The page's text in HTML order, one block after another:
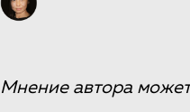
Мнение автора